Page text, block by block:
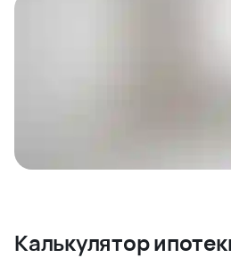
Калькулятор